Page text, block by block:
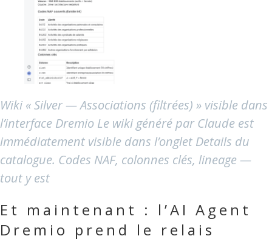
Wiki « Silver — Associations (filtrées) » visible dans
l’interface Dremio Le wiki généré par Claude est
immédiatement visible dans l’onglet Details du
catalogue. Codes NAF, colonnes clés, lineage —
tout y est
Et maintenant : l’AI Agent
Dremio prend le relais